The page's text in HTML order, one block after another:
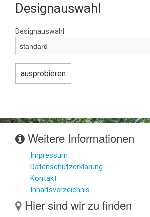
Designauswahl
Designauswahl
Weitere Informationen
Impressum
Datenschutzerklärung
Kontakt
Inhaltsverzeichnis
Hier sind wir zu finden